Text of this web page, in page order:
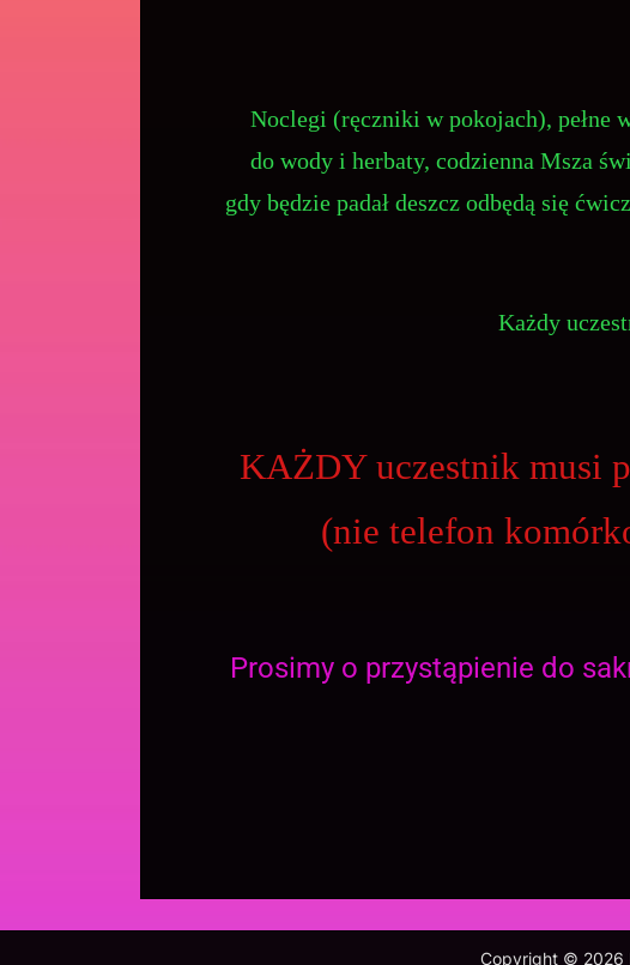
Noclegi (ręczniki w pokojach), pełne
do wody i herbaty, codzienna Msza
gdy będzie padał deszcz odbędą się
Każdy
KAŻDY uczestnik musi
(nie telefon
Prosimy o przystąpienie do
Copyright © 2026